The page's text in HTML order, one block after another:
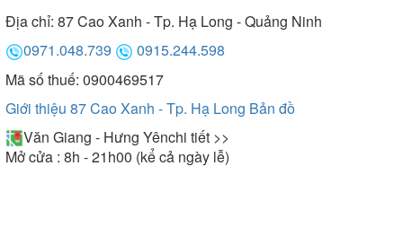
Địa chỉ: 87 Cao Xanh - Tp. Hạ Long - Quảng Ninh
0971.048.739
0915.244.598
Mã số thuế: 0900469517
Giới thiệu 87 Cao Xanh - Tp. Hạ Long Bản đồ
Văn Giang - Hưng Yênchi tiết >>
Mở cửa : 8h - 21h00 (kể cả ngày lễ)